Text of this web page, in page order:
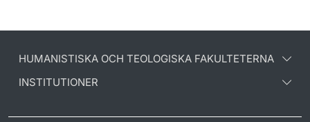
HUMANISTISKA OCH TEOLOGISKA FAKULTETERNA
INSTITUTIONER